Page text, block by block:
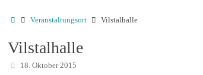
Startseite
Veranstaltungsort Vilstalhalle
Vilstalhalle
18. Oktober 2015